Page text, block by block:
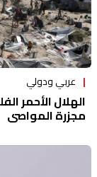
عربي ودولي
الهلال الأحمر
مجزرة المواصي